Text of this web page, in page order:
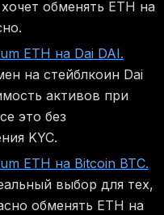
обменять ETH на
ETH на Dai DAI.
на стейблкоин Dai
активов при
это без
KYC.
ETH на Bitcoin BTC.
выбор для тех,
обменять ETH на